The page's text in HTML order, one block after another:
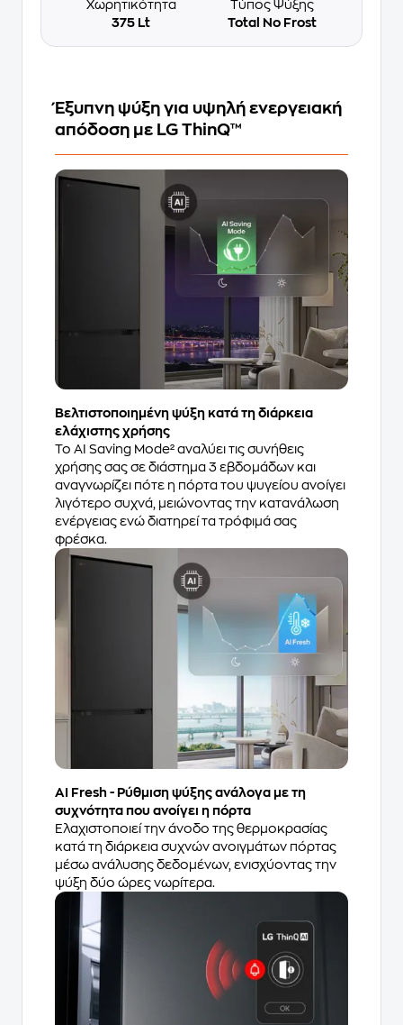
Χωρητικότητα
375 Lt
Τύπος Ψύξης
Total No Frost
Έξυπνη ψύξη για υψηλή ενεργειακή
απόδοση με LG ThinQ™
Βελτιστοποιημένη ψύξη κατά τη διάρκεια
ελάχιστης χρήσης
Το AI Saving Mode² αναλύει τις συνήθεις
χρήσης σας σε διάστημα 3 εβδομάδων και
αναγνωρίζει πότε η πόρτα του ψυγείου ανοίγει
λιγότερο συχνά, μειώνοντας την κατανάλωση
ενέργειας ενώ διατηρεί τα τρόφιμά σας
φρέσκα.
AI Fresh - Ρύθμιση ψύξης ανάλογα με τη
συχνότητα που ανοίγει η πόρτα
Ελαχιστοποιεί την άνοδο της θερμοκρασίας
κατά τη διάρκεια συχνών ανοιγμάτων πόρτας
μέσω ανάλυσης δεδομένων, ενισχύοντας την
ψύξη δύο ώρες νωρίτερα.